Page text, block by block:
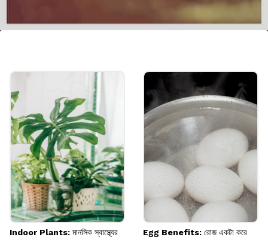
ধনেতে অ্যান্টি-ইনফ্ল্যামেটরি গুণ রয়েছে। এটি শরীরের
ব্যথা কমাতে এবং সার্বিক স্বাস্থ্যের উন্নতিতে সাহায্য করে।
Image credits: Getty
Indoor Plants: মানসিক স্বাস্থ্যের
Egg Benefits: রোজ একটা করে